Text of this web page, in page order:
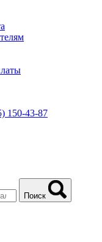
150-43-87
Поиск